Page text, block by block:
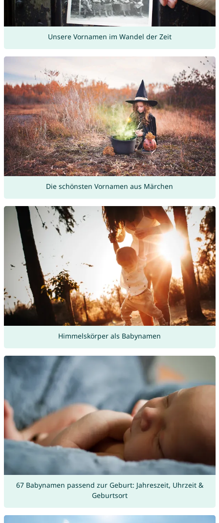
Unsere Vornamen im Wandel der Zeit
Die schönsten Vornamen aus Märchen
Himmelskörper als Babynamen
67 Babynamen passend zur Geburt: Jahreszeit, Uhrzeit &
Geburtsort